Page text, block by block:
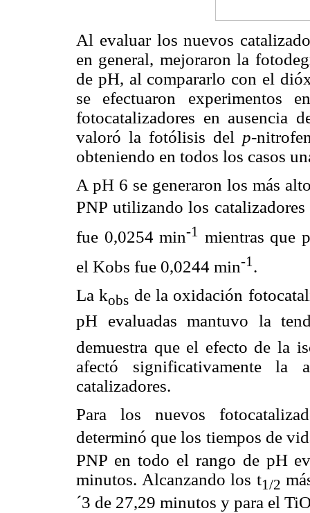
Al evaluar los nuevos
en general, mejoraron la
de pH, al compararlo con el
se efectuaron
fotocatalizadores en ausencia
valoró la fotólisis del p-
obteniendo en todos los casos
A pH 6 se generaron los más
PNP utilizando los
fue 0,0254 min-1 mientras que
el Kobs fue 0,0244 min-1 .
La kobs de la oxidación
pH evaluadas mantuvo la
demuestra que el efecto de la
afectó significativamente la
catalizadores.
Para los nuevos
determinó que los tiempos de
PNP en todo el rango de pH
minutos. Alcanzando los t1/2
´3 de 27,29 minutos y para el